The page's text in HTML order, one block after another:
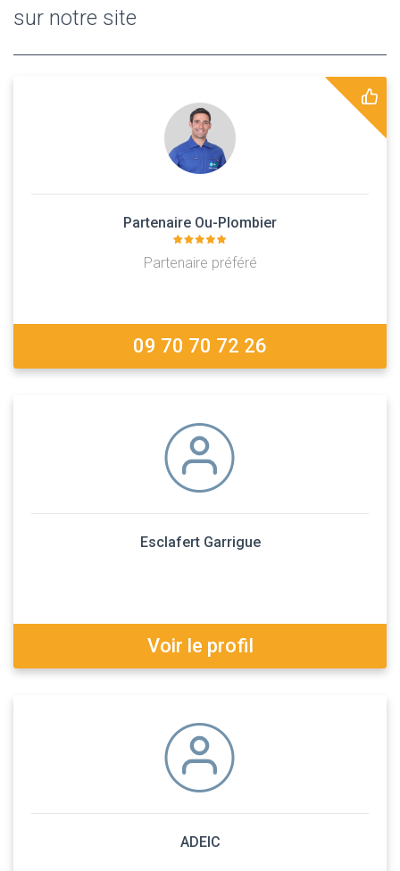
sur notre site
Partenaire Ou-Plombier
Partenaire préféré
09 70 70 72 26
Esclafert Garrigue
Voir le profil
ADEIC